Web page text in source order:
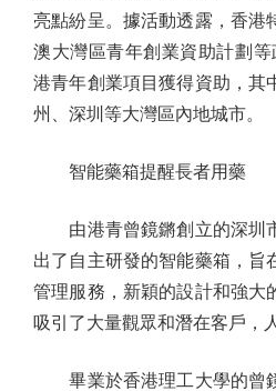
亮點紛呈。據活動透露，香港
澳大灣區青年創業資助計劃
港青年創業項目獲得資助，其
州、深圳等大灣區內地城市。
智能藥箱提醒長者用藥
由港青曾鏡鏘創立的深圳
出了自主研發的智能藥箱，旨
管理服務，新穎的設計和強大
吸引了大量觀眾和潛在客戶，
畢業於香港理工大學的曾